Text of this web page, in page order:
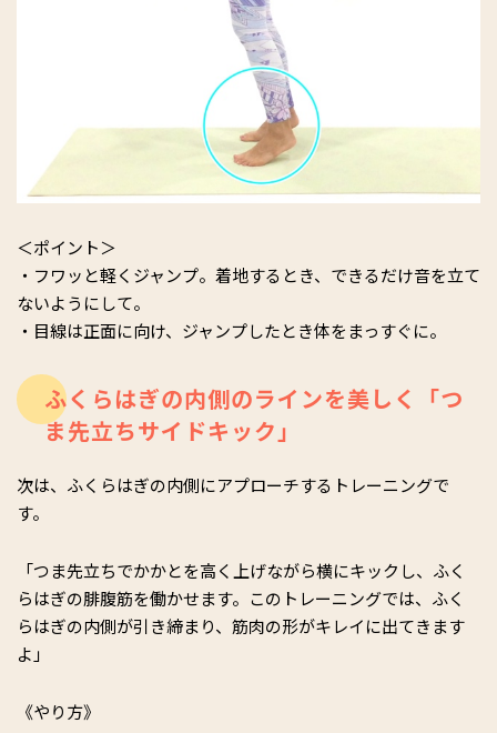
＜ポイント＞
・フワッと軽くジャンプ。着地するとき、できるだけ音を立て
ないようにして。
・目線は正面に向け、ジャンプしたとき体をまっすぐに。
ふくらはぎの内側のラインを美しく「つ
ま先立ちサイドキック」
次は、ふくらはぎの内側にアプローチするトレーニングで
す。
「つま先立ちでかかとを高く上げながら横にキックし、ふく
らはぎの腓腹筋を働かせます。このトレーニングでは、ふく
らはぎの内側が引き締まり、筋肉の形がキレイに出てきます
よ」
《やり方》